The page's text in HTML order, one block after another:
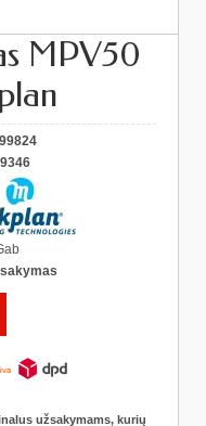
MPV50
užsakymams, kurių